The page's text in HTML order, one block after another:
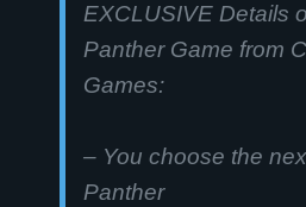
EXCLUSIVE Details
Panther Game from
Games:
– You choose the
Panther